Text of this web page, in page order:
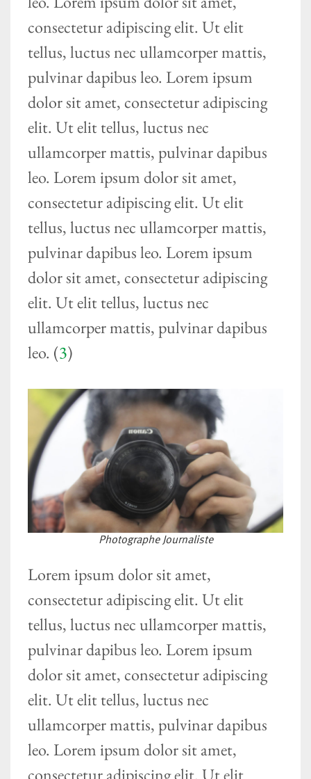
consectetur adipiscing elit. Ut elit
tellus, luctus nec ullamcorper mattis,
pulvinar dapibus leo. Lorem ipsum
dolor sit amet, consectetur adipiscing
elit. Ut elit tellus, luctus nec
ullamcorper mattis, pulvinar dapibus
leo. Lorem ipsum dolor sit amet,
consectetur adipiscing elit. Ut elit
tellus, luctus nec ullamcorper mattis,
pulvinar dapibus leo. Lorem ipsum
dolor sit amet, consectetur adipiscing
elit. Ut elit tellus, luctus nec
ullamcorper mattis, pulvinar dapibus
leo. (3)
Photographe Journaliste
Lorem ipsum dolor sit amet,
consectetur adipiscing elit. Ut elit
tellus, luctus nec ullamcorper mattis,
pulvinar dapibus leo. Lorem ipsum
dolor sit amet, consectetur adipiscing
elit. Ut elit tellus, luctus nec
ullamcorper mattis, pulvinar dapibus
leo. Lorem ipsum dolor sit amet,
consectetur adipiscing elit. Ut elit